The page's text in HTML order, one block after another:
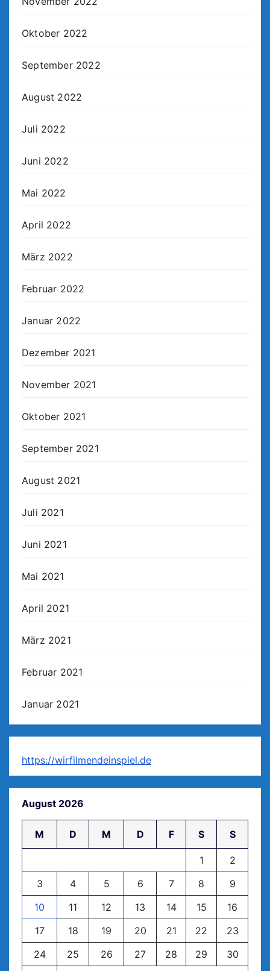
Oktober 2022
September 2022
August 2022
Juli 2022
Juni 2022
Mai 2022
April 2022
März 2022
Februar 2022
Januar 2022
Dezember 2021
November 2021
Oktober 2021
September 2021
August 2021
Juli 2021
Juni 2021
Mai 2021
April 2021
März 2021
Februar 2021
Januar 2021
https://wirfilmendeinspiel.de
August 2026
M D M D F S S
1
2
3
4 5 6 7 8
9
10
11 12 13 14 15
16
17
18 19 20 21 22
23
24
25 26 27 28 29
30